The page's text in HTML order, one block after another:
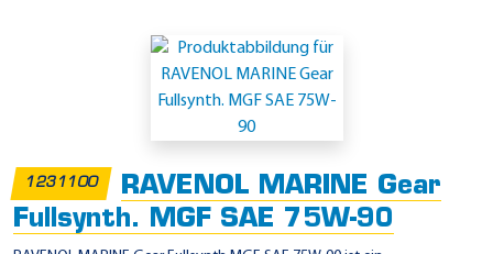
1231100
RAVENOL MARINE Gear
Fullsynth. MGF SAE 75W-90